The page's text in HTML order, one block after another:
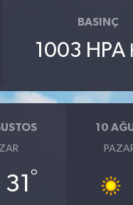
BASINÇ
1003 HPA
31 °
10